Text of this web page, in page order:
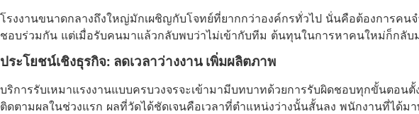
โรงงานขนาดกลางถึงใหญ่มักเผชิญกับโจทย์ที่ยากกว่าองค์กรทั่วไป นั่นคือต้องการค
ชอบร่วมกัน แต่เมื่อรับคนมาแล้วกลับพบว่าไม่เข้ากับทีม ต้นทุนในการหาคนใหม่ก็กลั
ประโยชน์เชิงธุรกิจ: ลดเวลาว่างงาน เพิ่มผลิตภาพ
บริการรับเหมาแรงงานแบบครบวงจรจะเข้ามามีบทบาทด้วยการรับผิดชอบทุกขั้นตอ
ติดตามผลในช่วงแรก ผลที่วัดได้ชัดเจนคือเวลาที่ตำแหน่งว่างนั้นสั้นลง พนักงานที่ได้ม